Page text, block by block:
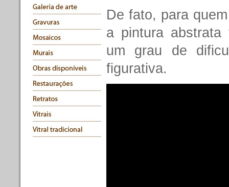
De fato, para
a pintura abstrata
um grau de
figurativa.